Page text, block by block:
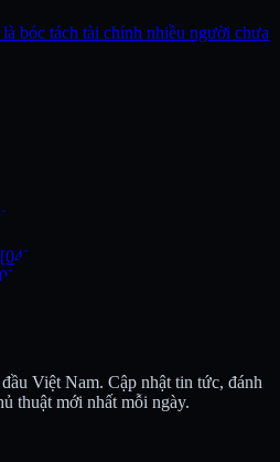
bóc tách tài chính nhiều người chưa
[04]
Việt Nam. Cập nhật tin tức, đánh
thuật mới nhất mỗi ngày.